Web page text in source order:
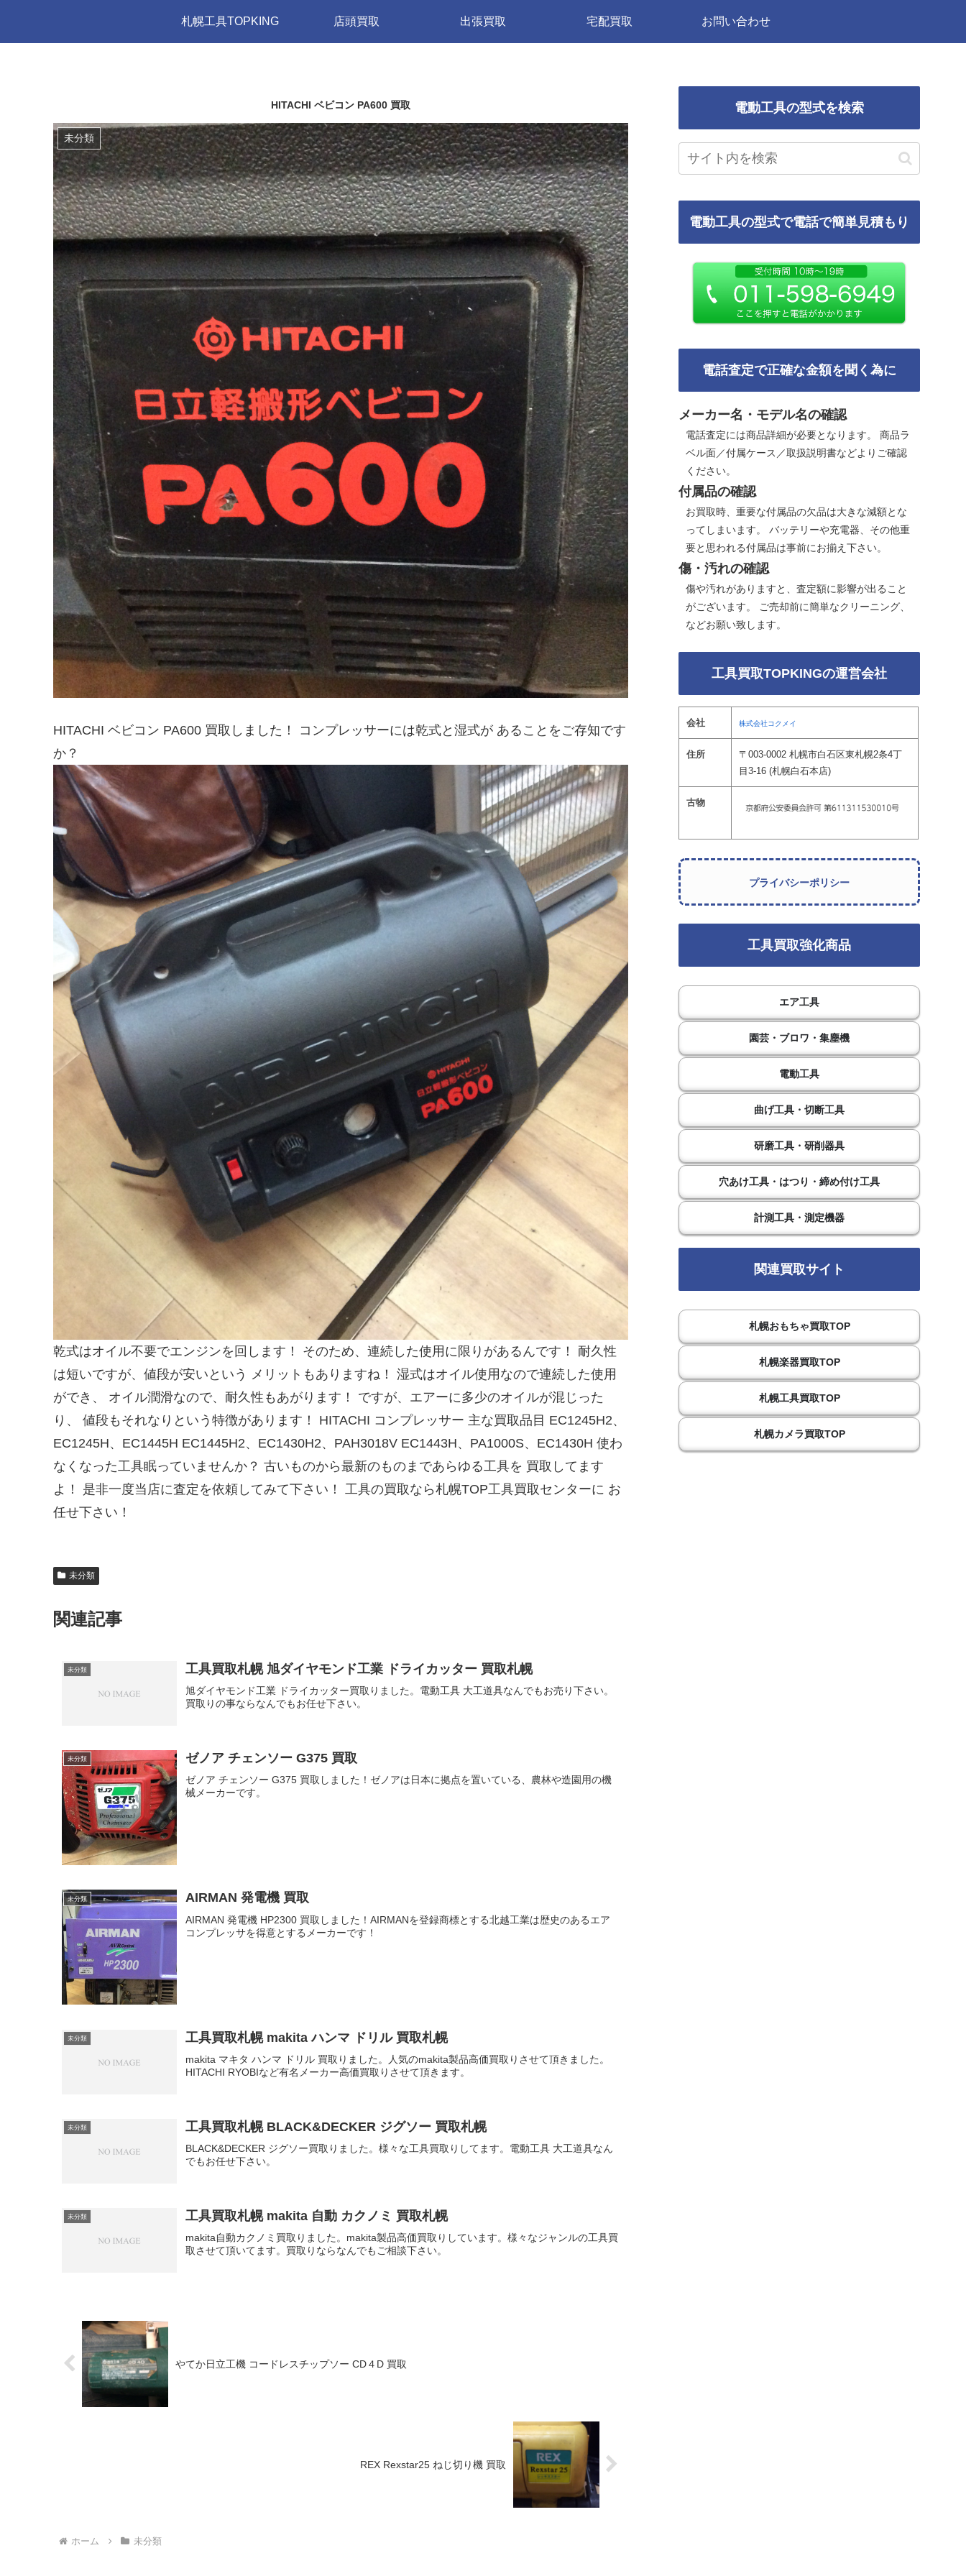
札幌工具TOPKING 店頭買取 出張買取 宅配買取 お問い合わせ
HITACHI ベビコン PA600 買取
未分類
HITACHI ベビコン PA600 買取しました！ コンプレッサーには乾式と湿式が あることをご存知です
か？
乾式はオイル不要でエンジンを回します！ そのため、連続した使用に限りがあるんです！ 耐久性
は短いですが、値段が安いという メリットもありますね！ 湿式はオイル使用なので連続した使用
ができ、 オイル潤滑なので、耐久性もあがります！ ですが、エアーに多少のオイルが混じった
り、 値段もそれなりという特徴があります！ HITACHI コンプレッサー 主な買取品目 EC1245H2、
EC1245H、EC1445H EC1445H2、EC1430H2、PAH3018V EC1443H、PA1000S、EC1430H 使わ
なくなった工具眠っていませんか？ 古いものから最新のものまであらゆる工具を 買取してます
よ！ 是非一度当店に査定を依頼してみて下さい！ 工具の買取なら札幌TOP工具買取センターに お
任せ下さい！
未分類
関連記事
未分類 工具買取札幌 旭ダイヤモンド工業 ドライカッター 買取札幌
旭ダイヤモンド工業 ドライカッター買取りました。電動工具 大工道具なんでもお売り下さい。
買取りの事ならなんでもお任せ下さい。
未分類 ゼノア チェンソー G375 買取
ゼノア チェンソー G375 買取しました！ゼノアは日本に拠点を置いている、農林や造園用の機
械メーカーです。
未分類 AIRMAN 発電機 買取
AIRMAN 発電機 HP2300 買取しました！AIRMANを登録商標とする北越工業は歴史のあるエア
コンプレッサを得意とするメーカーです！
未分類 工具買取札幌 makita ハンマ ドリル 買取札幌
makita マキタ ハンマ ドリル 買取りました。人気のmakita製品高価買取りさせて頂きました。
HITACHI RYOBIなど有名メーカー高価買取りさせて頂きます。
未分類 工具買取札幌 BLACK&DECKER ジグソー 買取札幌
BLACK&DECKER ジグソー買取りました。様々な工具買取りしてます。電動工具 大工道具なん
でもお任せ下さい。
未分類 工具買取札幌 makita 自動 カクノミ 買取札幌
makita自動カクノミ買取りました。makita製品高価買取りしています。様々なジャンルの工具買
取させて頂いてます。買取りならなんでもご相談下さい。
やてか日立工機 コードレスチップソー CD４D 買取
REX Rexstar25 ねじ切り機 買取
ホーム 未分類
電動工具の型式を検索
電動工具の型式で電話で簡単見積もり
電話査定で正確な金額を聞く為に
メーカー名・モデル名の確認
電話査定には商品詳細が必要となります。 商品ラ
ベル面／付属ケース／取扱説明書などよりご確認
ください。
付属品の確認
お買取時、重要な付属品の欠品は大きな減額とな
ってしまいます。 バッテリーや充電器、その他重
要と思われる付属品は事前にお揃え下さい。
傷・汚れの確認
傷や汚れがありますと、査定額に影響が出ること
がございます。 ご売却前に簡単なクリーニング、
などお願い致します。
工具買取TOPKINGの運営会社
会社 株式会社コクメイ
住所
〒003-0002 札幌市白石区東札幌2条4丁
目3-16 (札幌白石本店)
古物
プライバシーポリシー
工具買取強化商品
エア工具
園芸・ブロワ・集塵機
電動工具
曲げ工具・切断工具
研磨工具・研削器具
穴あけ工具・はつり・締め付け工具
計測工具・測定機器
関連買取サイト
札幌おもちゃ買取TOP
札幌楽器買取TOP
札幌工具買取TOP
札幌カメラ買取TOP